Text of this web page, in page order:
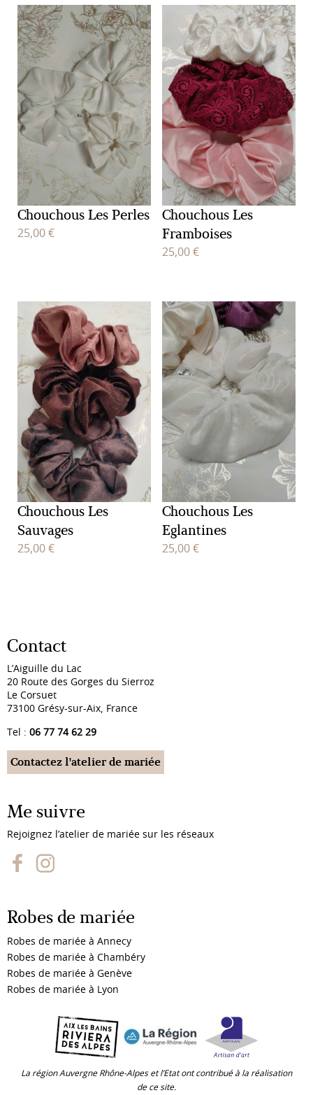
Chouchous Les Perles
25,00 €
Chouchous Les
Framboises
25,00 €
Chouchous Les
Sauvages
25,00 €
Chouchous Les
Eglantines
25,00 €
Contact
L’Aiguille du Lac
20 Route des Gorges du Sierroz
Le Corsuet
73100 Grésy-sur-Aix, France
Tel : 06 77 74 62 29
Contactez l'atelier de mariée
Me suivre
Rejoignez l’atelier de mariée sur les réseaux
Robes de mariée
Robes de mariée à Annecy
Robes de mariée à Chambéry
Robes de mariée à Genève
Robes de mariée à Lyon
La région Auvergne Rhône-Alpes et l’Etat ont contribué à la réalisation
de ce site.